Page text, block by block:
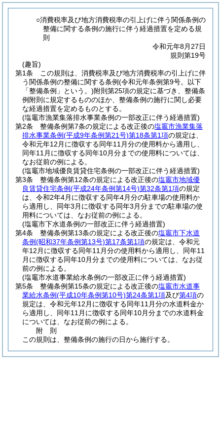
○消費税率及び地方消費税率の引上げに伴う関係条例の
整備に関する条例の施行に伴う経過措置を定める規
則
令和元年8月27日
規則第19号
(趣旨)
第1条
この規則は、消費税率及び地方消費税率の引上げに伴
う関係条例の整備に関する条例(令和元年条例第9号。以下
「整備条例」という。)附則第25項の規定に基づき、整備条
例附則に規定するもののほか、整備条例の施行に関し必要
な経過措置を定めるものとする。
(塩竈市漁業集落排水事業条例の一部改正に伴う経過措置)
第2条
整備条例第7条の規定による改正後の塩竈市漁業集落
排水事業条例(平成9年条例第21号)第18条第1項の規定は、
令和元年12月に徴収する同年11月分の使用料から適用し、
同年11月に徴収する同年10月分までの使用料については、
なお従前の例による。
(塩竈市地域優良賃貸住宅条例の一部改正に伴う経過措置)
第3条
整備条例第12条の規定による改正後の塩竈市地域優
良賃貸住宅条例(平成24年条例第14号)第32条第1項の規定
は、令和2年4月に徴収する同年4月分の駐車場の使用料か
ら適用し、同年3月に徴収する同年3月分までの駐車場の使
用料については、なお従前の例による。
(塩竈市下水道条例の一部改正に伴う経過措置)
第4条
整備条例第13条の規定による改正後の塩竈市下水道
条例(昭和37年条例第13号)第17条第1項の規定は、令和元
年12月に徴収する同年11月分の使用料から適用し、同年11
月に徴収する同年10月分までの使用料については、なお従
前の例による。
(塩竈市水道事業給水条例の一部改正に伴う経過措置)
第5条
整備条例第15条の規定による改正後の塩竈市水道事
業給水条例(平成10年条例第10号)第24条第1項及び第4項の
規定は、令和元年12月に徴収する同年11月分の水道料金か
ら適用し、同年11月に徴収する同年10月分までの水道料金
については、なお従前の例による。
附 則
この規則は、整備条例の施行の日から施行する。